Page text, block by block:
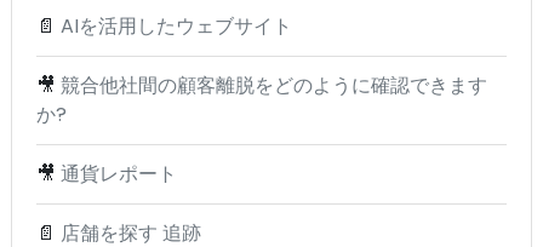
📄 AIを活用したウェブサイト
🎥 競合他社間の顧客離脱をどのように確認できます
か?
🎥 通貨レポート
📄 店舗を探す 追跡